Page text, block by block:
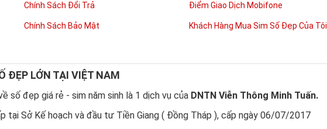
Chính Sách Đổi Trả
Chính Sách Bảo Mật
Điểm Giao Dịch Mobifone
Khách Hàng Mua Sim Số Đẹp Của Tôi
ĐẸP LỚN TẠI VIỆT NAM
số đẹp giá rẻ - sim năm sinh là 1 dịch vụ của DNTN Viễn Thông Minh Tuấn.
tại Sở Kế hoạch và đầu tư Tiền Giang ( Đồng Tháp ), cấp ngày 06/07/2017